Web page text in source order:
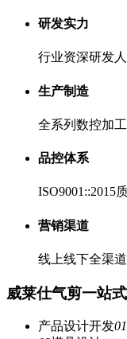
研发实力
行业资深研发
生产制造
全系列数控加
品控体系
ISO9001::2015
营销渠道
线上线下全渠
威莱仕气剪一站
产品设计开发01